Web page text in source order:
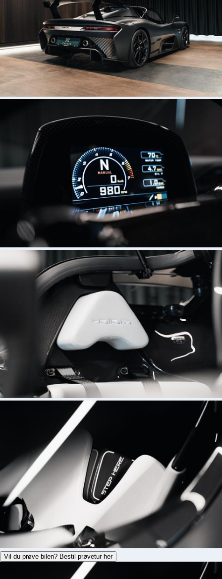
Vil du prøve bilen? Bestil prøvetur her